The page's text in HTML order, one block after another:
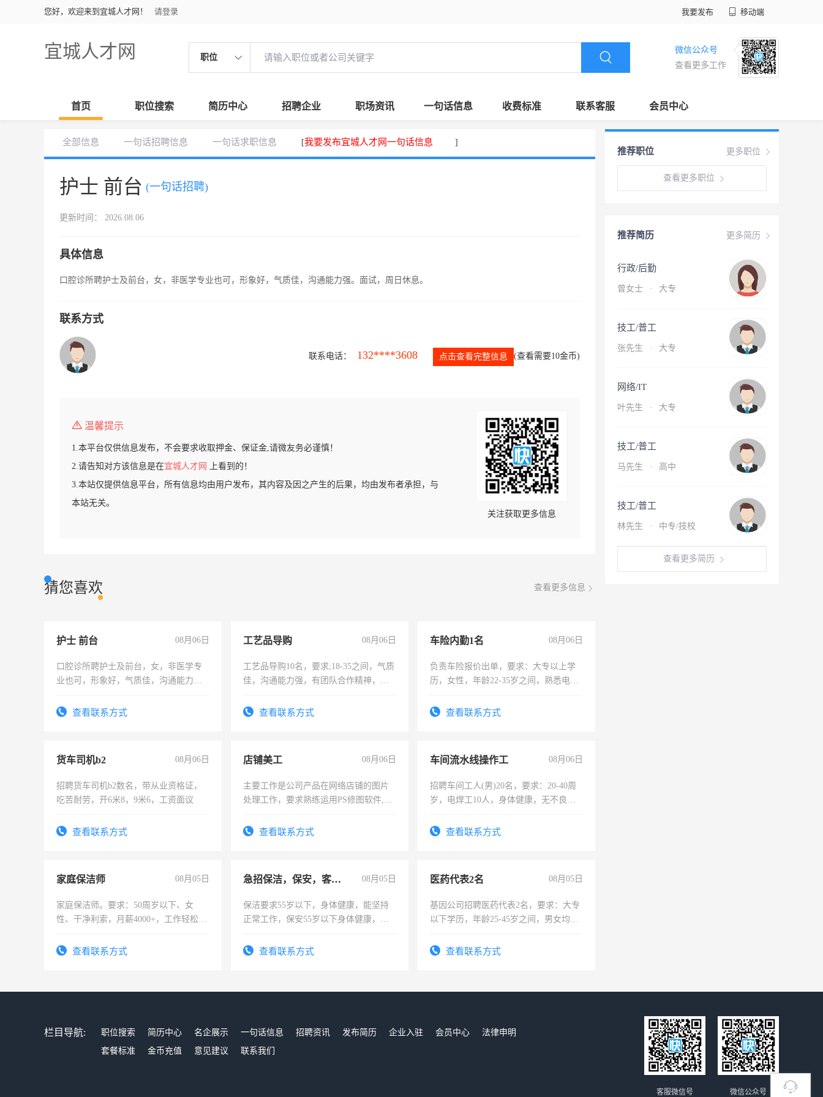
您好，欢迎来到宜城人才网！ 请登录 我要发布 移动端
宜城人才网 职位
微信公众号
查看更多工作
首页 职位搜索 简历中心 招聘企业 职场资讯 一句话信息 收费标准 联系客服 会员中心
全部信息 一句话招聘信息 一句话求职信息 [我要发布宜城人才网一句话信息 ]
护士 前台 (一句话招聘)
更新时间： 2026.08.06
具体信息
口腔诊所聘护士及前台，女，非医学专业也可，形象好，气质佳，沟通能力强。面试，周日休息。
联系方式
联系电话： 132****3608 点击查看完整信息 (查看需要10金币)
温馨提示
1.本平台仅供信息发布，不会要求收取押金、保证金,请微友务必谨慎！
2.请告知对方该信息是在宜城人才网
上看到的！
3.本站仅提供信息平台，所有信息均由用户发布，其内容及因之产生的后果，均由发布者承担，与
本站无关。
关注获取更多信息
猜您喜欢 查看更多信息
护士 前台 08月06日
口腔诊所聘护士及前台，女，非医学专
业也可，形象好，气质佳，沟通能力
查看联系方式
工艺品导购 08月06日
工艺品导购10名，要求;18-35之间，气质
佳，沟通能力强，有团队合作精神，有
查看联系方式
车险内勤1名 08月06日
负责车险报价出单，要求：大专以上学
历，女性，年龄22-35岁之间，熟悉电脑
试用期1-3个月，转正后交纳五险，
查看联系方式
货车司机b2 08月06日
招聘货车司机b2数名，带从业资格证，
吃苦耐劳，开6米8，9米6，工资面议
查看联系方式
店铺美工 08月06日
主要工作是公司产品在网络店铺的图片
处理工作，要求熟练运用PS修图软件,工
查看联系方式
车间流水线操作工 08月06日
招聘车间工人(男)20名，要求：20-40周
岁，电焊工10人，身体健康，无不良嗜
宿，免费发放劳保用品，两班倒，每月
查看联系方式
家庭保洁师 08月05日
家庭保洁师。要求：50周岁以下、女
性、干净利索，月薪4000+，工作轻松，
太太等。查看联系方式
急招保洁，保安，客服，工程 08月05日
保洁要求55岁以下，身体健康，能坚持
正常工作，保安55岁以下身体健康，有
录，客服要求45岁以下高中以上文化，
查看联系方式
医药代表2名 08月05日
基因公司招聘医药代表2名，要求：大专
以下学历，年龄25-45岁之间，男女均
表或者有医学资质的优先，底薪+绩效，
查看联系方式
更多职位
推荐职位
查看更多职位
更多简历
推荐简历
行政/后勤
曾女士 · 大专
技工/普工
张先生 · 大专
网络/IT
叶先生 · 大专
技工/普工
马先生 · 高中
技工/普工
林先生 · 中专/技校
查看更多简历
栏目导航: 职位搜索 简历中心 名企展示 一句话信息 招聘资讯 发布简历 企业入驻 会员中心
法律申明
套餐标准
金币充值 意见建议 联系我们
微信公众号
客服微信号